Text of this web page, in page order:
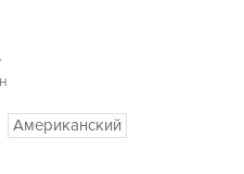
Американский